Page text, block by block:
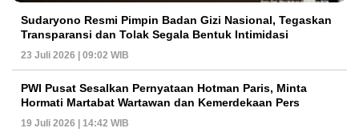
Sudaryono Resmi Pimpin Badan Gizi Nasional, Tegaskan
Transparansi dan Tolak Segala Bentuk Intimidasi
23 Juli 2026 | 09:02 WIB
PWI Pusat Sesalkan Pernyataan Hotman Paris, Minta
Hormati Martabat Wartawan dan Kemerdekaan Pers
19 Juli 2026 | 14:42 WIB